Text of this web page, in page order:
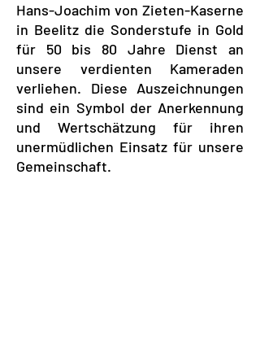
Hans-Joachim von Zieten-Kaserne
in Beelitz die Sonderstufe in Gold
für 50 bis 80 Jahre Dienst an
unsere verdienten Kameraden
verliehen. Diese Auszeichnungen
sind ein Symbol der Anerkennung
und Wertschätzung für ihren
unermüdlichen Einsatz für unsere
Gemeinschaft.